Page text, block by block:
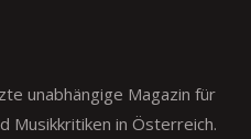
unabhängige Magazin für
Musikkritiken in Österreich.